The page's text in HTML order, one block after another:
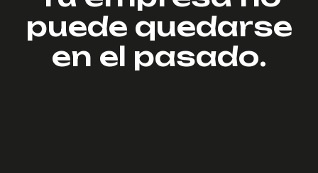
puede quedarse
en el pasado.